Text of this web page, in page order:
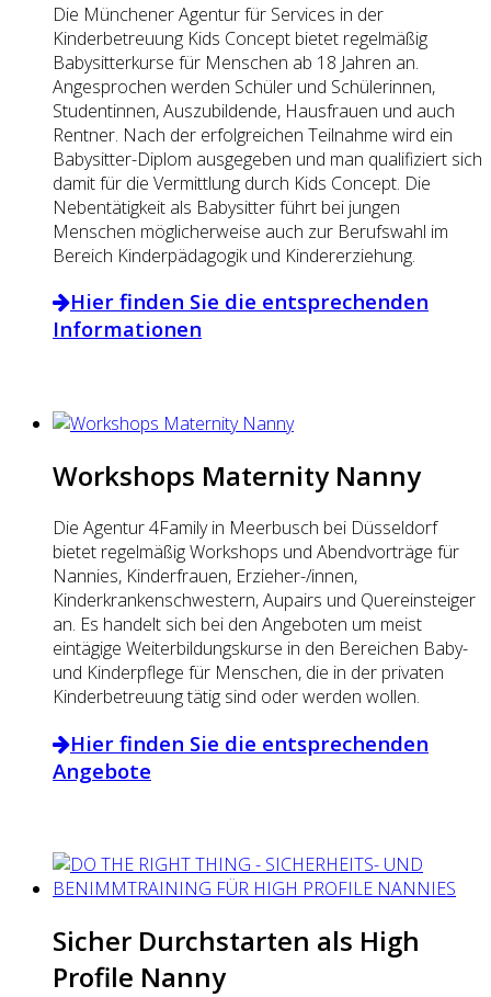
Die Münchener Agentur für Services in der
Kinderbetreuung Kids Concept bietet regelmäßig
Babysitterkurse für Menschen ab 18 Jahren an.
Angesprochen werden Schüler und Schülerinnen,
Studentinnen, Auszubildende, Hausfrauen und auch
Rentner. Nach der erfolgreichen Teilnahme wird ein
Babysitter-Diplom ausgegeben und man qualifiziert sich
damit für die Vermittlung durch Kids Concept. Die
Nebentätigkeit als Babysitter führt bei jungen
Menschen möglicherweise auch zur Berufswahl im
Bereich Kinderpädagogik und Kindererziehung.
Hier finden Sie die entsprechenden
Informationen
Workshops Maternity Nanny
Die Agentur 4Family in Meerbusch bei Düsseldorf
bietet regelmäßig Workshops und Abendvorträge für
Nannies, Kinderfrauen, Erzieher-/innen,
Kinderkrankenschwestern, Aupairs und Quereinsteiger
an. Es handelt sich bei den Angeboten um meist
eintägige Weiterbildungskurse in den Bereichen Baby-
und Kinderpflege für Menschen, die in der privaten
Kinderbetreuung tätig sind oder werden wollen.
Hier finden Sie die entsprechenden
Angebote
Sicher Durchstarten als High
Profile Nanny